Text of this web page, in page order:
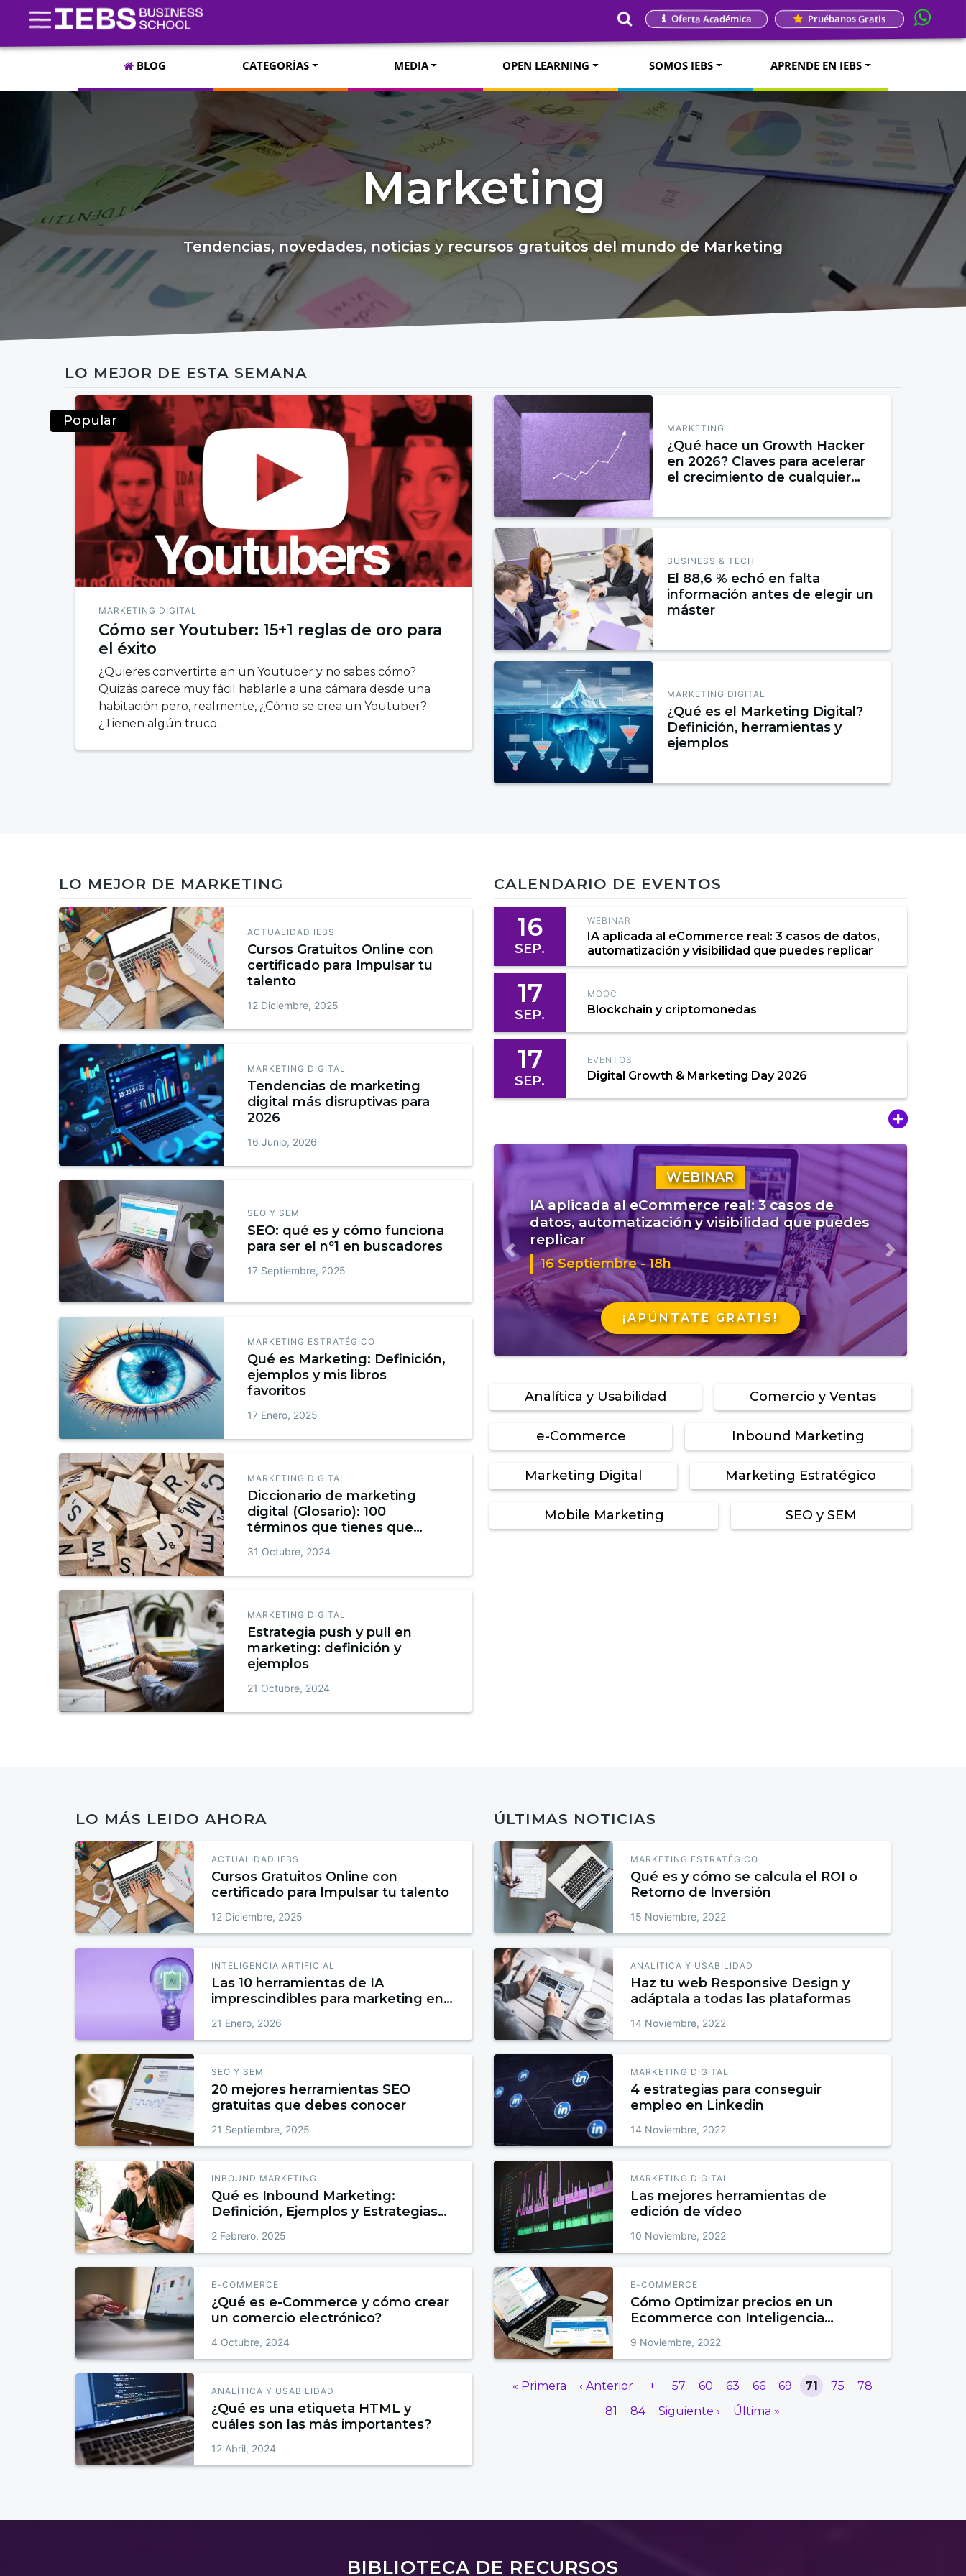
Oferta Académica Pruébanos Gratis
BLOG CATEGORÍAS MEDIA OPEN LEARNING SOMOS IEBS APRENDE EN IEBS
Marketing
Tendencias, novedades, noticias y recursos gratuitos del mundo de Marketing
LO MEJOR DE ESTA SEMANA
Popular
MARKETING DIGITAL
Cómo ser Youtuber: 15+1 reglas de oro para
el éxito
¿Quieres convertirte en un Youtuber y no sabes cómo?
Quizás parece muy fácil hablarle a una cámara desde una
habitación pero, realmente, ¿Cómo se crea un Youtuber?
¿Tienen algún truco…
MARKETING
¿Qué hace un Growth Hacker
en 2026? Claves para acelerar
el crecimiento de cualquier
BUSINESS & TECH
El 88,6 % echó en falta
información antes de elegir un
máster
MARKETING DIGITAL
¿Qué es el Marketing Digital?
Definición, herramientas y
ejemplos
LO MEJOR DE MARKETING
ACTUALIDAD IEBS
Cursos Gratuitos Online con
certificado para Impulsar tu
talento
12 Diciembre, 2025
MARKETING DIGITAL
Tendencias de marketing
digital más disruptivas para
2026
16 Junio, 2026
SEO Y SEM
SEO: qué es y cómo funciona
para ser el nº1 en buscadores
17 Septiembre, 2025
MARKETING ESTRATÉGICO
Qué es Marketing: Definición,
ejemplos y mis libros
favoritos
17 Enero, 2025
MARKETING DIGITAL
Diccionario de marketing
digital (Glosario): 100
términos que tienes que
31 Octubre, 2024
MARKETING DIGITAL
Estrategia push y pull en
marketing: definición y
ejemplos
21 Octubre, 2024
CALENDARIO DE EVENTOS
16
SEP.
WEBINAR
IA aplicada al eCommerce real: 3 casos de datos,
automatización y visibilidad que puedes replicar
17
SEP.
MOOC
Blockchain y criptomonedas
17
SEP.
EVENTOS
Digital Growth & Marketing Day 2026
WEBINAR
IA aplicada al eCommerce real: 3 casos de
datos, automatización y visibilidad que puedes
replicar
16 Septiembre - 18h
¡APÚNTATE GRATIS!
Anterior Siguiente
Analítica y Usabilidad Comercio y Ventas
e-Commerce Inbound Marketing
Marketing Digital Marketing Estratégico
Mobile Marketing SEO y SEM
LO MÁS LEIDO AHORA
ACTUALIDAD IEBS
Cursos Gratuitos Online con
certificado para Impulsar tu talento
12 Diciembre, 2025
INTELIGENCIA ARTIFICIAL
Las 10 herramientas de IA
imprescindibles para marketing en
21 Enero, 2026
SEO Y SEM
20 mejores herramientas SEO
gratuitas que debes conocer
21 Septiembre, 2025
INBOUND MARKETING
Qué es Inbound Marketing:
Definición, Ejemplos y Estrategias
2 Febrero, 2025
E-COMMERCE
¿Qué es e-Commerce y cómo crear
un comercio electrónico?
4 Octubre, 2024
ANALÍTICA Y USABILIDAD
¿Qué es una etiqueta HTML y
cuáles son las más importantes?
12 Abril, 2024
ÚLTIMAS NOTICIAS
MARKETING ESTRATÉGICO
Qué es y cómo se calcula el ROI o
Retorno de Inversión
15 Noviembre, 2022
ANALÍTICA Y USABILIDAD
Haz tu web Responsive Design y
adáptala a todas las plataformas
14 Noviembre, 2022
MARKETING DIGITAL
4 estrategias para conseguir
empleo en Linkedin
14 Noviembre, 2022
MARKETING DIGITAL
Las mejores herramientas de
edición de vídeo
10 Noviembre, 2022
E-COMMERCE
Cómo Optimizar precios en un
Ecommerce con Inteligencia
9 Noviembre, 2022
« Primera ‹ Anterior + 57 60 63 66 69 71 75
78
81
84 Siguiente › Última »
BIBLIOTECA DE RECURSOS